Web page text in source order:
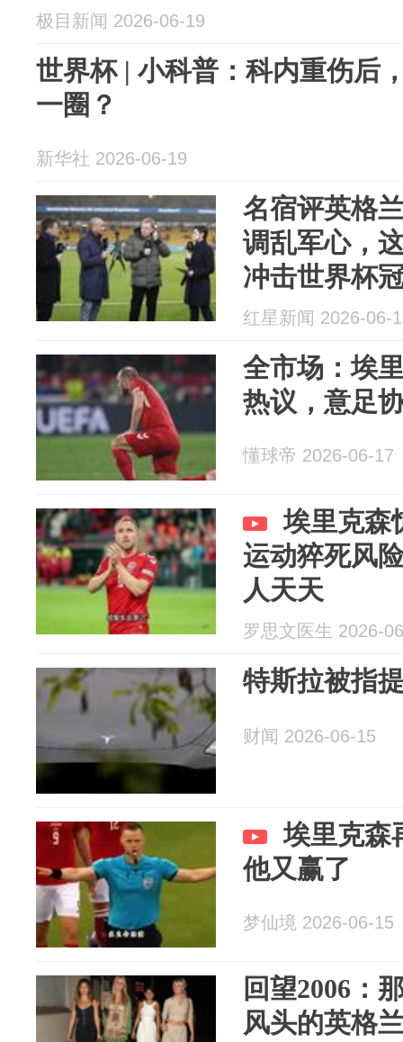
极目新闻 2026-06-19
世界杯 | 小科普：科内重伤后
一圈？
新华社 2026-06-19
名宿评英格
调乱军心，
冲击世界杯
红星新闻 2026-06-
全市场：埃
热议，意足
懂球帝 2026-06-17
埃里克森
运动猝死风
人天天
罗思文医生 2026-
特斯拉被指
财闻 2026-06-15
埃里克森
他又赢了
梦仙境 2026-06-15
回望2006：
风头的英格